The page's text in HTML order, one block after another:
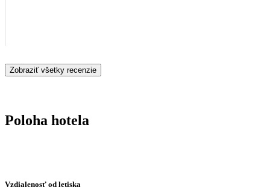
Zobraziť všetky recenzie
Poloha hotela
Vzdialenosť od letiska